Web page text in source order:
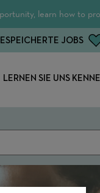
learn how to
LERNEN SIE UNS
JOBS